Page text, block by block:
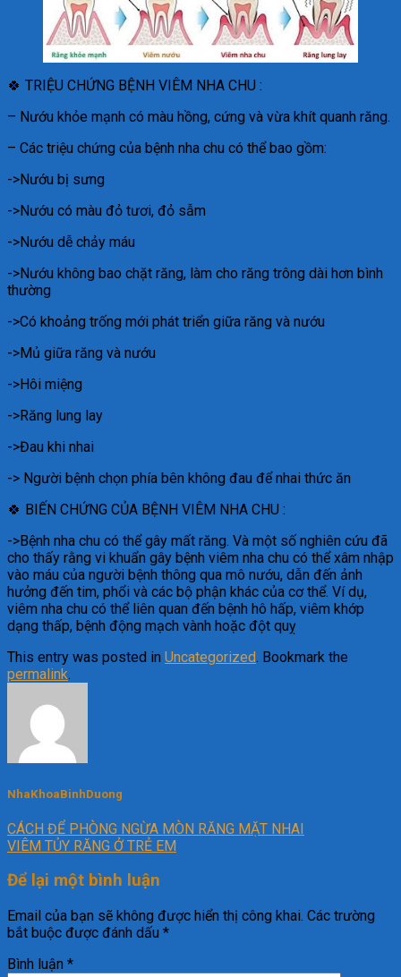
🍀 TRIỆU CHỨNG BỆNH VIÊM NHA CHU :
– Nướu khỏe mạnh có màu hồng, cứng và vừa khít quanh răng.
– Các triệu chứng của bệnh nha chu có thể bao gồm:
->Nướu bị sưng
->Nướu có màu đỏ tươi, đỏ sẫm
->Nướu dễ chảy máu
->Nướu không bao chặt răng, làm cho răng trông dài hơn bình
thường
->Có khoảng trống mới phát triển giữa răng và nướu
->Mủ giữa răng và nướu
->Hôi miệng
->Răng lung lay
->Đau khi nhai
-> Người bệnh chọn phía bên không đau để nhai thức ăn
🍀 BIẾN CHỨNG CỦA BỆNH VIÊM NHA CHU :
->Bệnh nha chu có thể gây mất răng. Và một số nghiên cứu đã
cho thấy rằng vi khuẩn gây bệnh viêm nha chu có thể xâm nhập
vào máu của người bệnh thông qua mô nướu, dẫn đến ảnh
hưởng đến tim, phổi và các bộ phận khác của cơ thể. Ví dụ,
viêm nha chu có thể liên quan đến bệnh hô hấp, viêm khớp
dạng thấp, bệnh động mạch vành hoặc đột quỵ
This entry was posted in Uncategorized. Bookmark the
permalink.
NhaKhoaBinhDuong
CÁCH ĐỂ PHÒNG NGỪA MÒN RĂNG MẶT NHAI
VIÊM TỦY RĂNG Ở TRẺ EM
Để lại một bình luận
Email của bạn sẽ không được hiển thị công khai. Các trường
bắt buộc được đánh dấu *
Bình luận *